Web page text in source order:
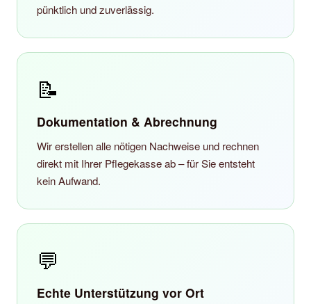
pünktlich und zuverlässig.
📝
Dokumentation & Abrechnung
Wir erstellen alle nötigen Nachweise und rechnen
direkt mit Ihrer Pflegekasse ab – für Sie entsteht
kein Aufwand.
💬
Echte Unterstützung vor Ort